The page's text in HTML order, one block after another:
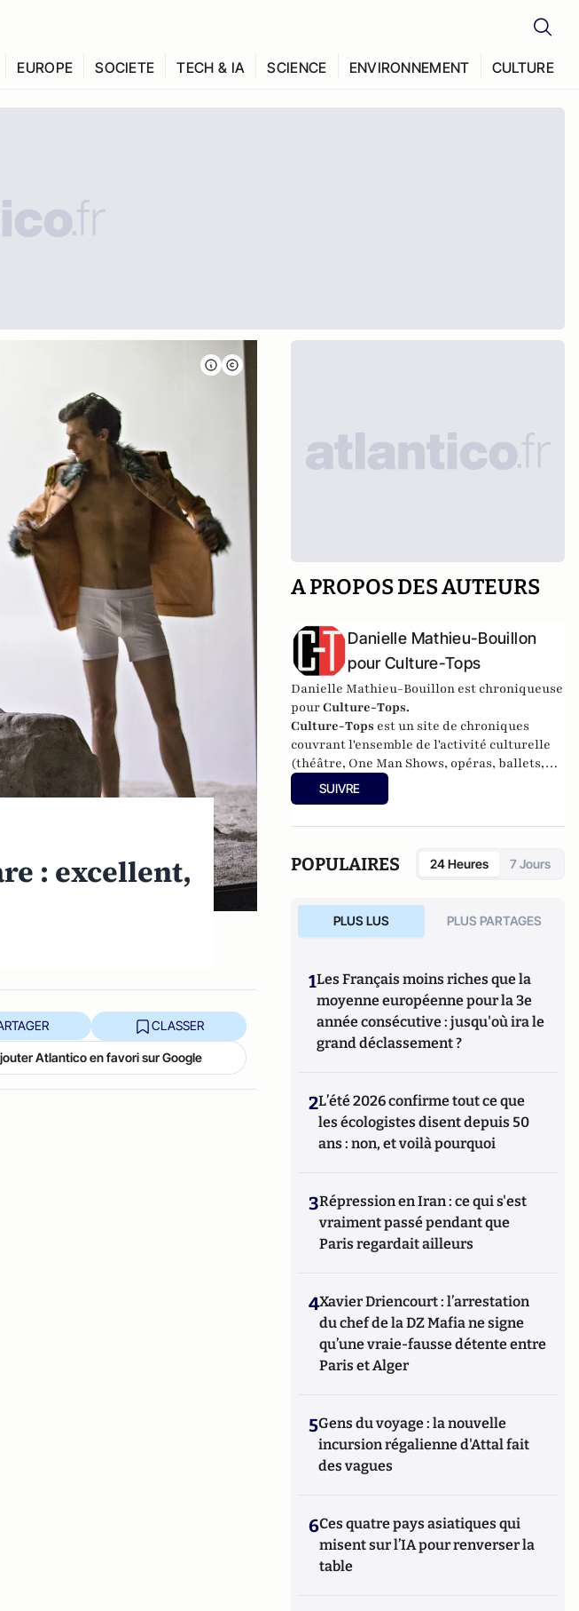
EUROPE SOCIETE TECH & IA SCIENCE ENVIRONNEMENT CULTURE
: excellent,
CLASSER
Atlantico en favori sur Google
A PROPOS DES AUTEURS
Danielle Mathieu-Bouillon
pour Culture-Tops
Danielle Mathieu-Bouillon est chroniqueuse
pourCulture-Tops.
Culture-Tops est un site de chroniques
couvrant l'ensemble de l'activité culturelle
(théâtre, One Man Shows, opéras, ballets,
spectacles divers, cinéma, expos, livres,
etc.).
SUIVRE
POPULAIRES 24 Heures 7 Jours
PLUS LUS PLUS PARTAGES
1Les Français moins riches que la
moyenne européenne pour la 3e
année consécutive : jusqu'où ira le
grand déclassement ?
2L’été 2026 confirme tout ce que
les écologistes disent depuis 50
ans : non, et voilà pourquoi
3Répression en Iran : ce qui s'est
vraiment passé pendant que
Paris regardait ailleurs
4Xavier Driencourt : l’arrestation
du chef de la DZ Mafia ne signe
qu’une vraie-fausse détente entre
Paris et Alger
5Gens du voyage : la nouvelle
incursion régalienne d'Attal fait
des vagues
6Ces quatre pays asiatiques qui
misent sur l’IA pour renverser la
table